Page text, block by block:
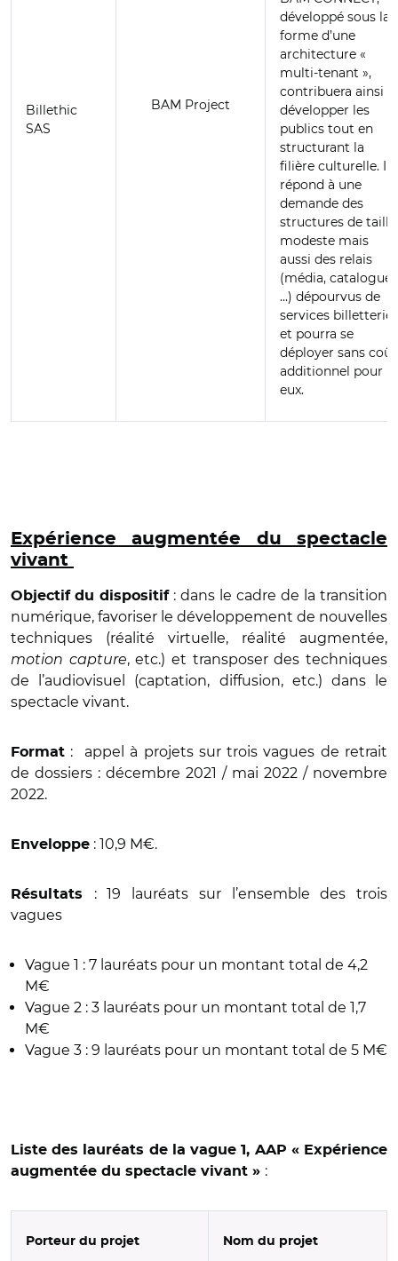
Billethic
SAS
BAM Project
développé sous la
forme d’une
architecture «
multi-tenant »,
contribuera ainsi à
développer les
publics tout en
structurant la
filière culturelle. Il
répond à une
demande des
structures de taille
modeste mais
aussi des relais
(média, catalogues
...) dépourvus de
services billetterie,
et pourra se
déployer sans coût
additionnel pour
eux.
Expérience augmentée du spectacle
vivant
Objectif du dispositif: dans le cadre de la transition
numérique, favoriser le développement de nouvelles
techniques (réalité virtuelle, réalité augmentée,
motion capture, etc.) et transposer des techniques
de l’audiovisuel (captation, diffusion, etc.) dans le
spectacle vivant.
Format :
appel à projets sur trois vagues de retrait
de dossiers : décembre 2021 / mai 2022 / novembre
2022.
Enveloppe : 10,9 M€.
Résultats : 19 lauréats sur l’ensemble des trois
vagues
Vague 1 : 7 lauréats pour un montant total de 4,2
M€
Vague 2 : 3 lauréats pour un montant total de 1,7
M€
Vague 3 : 9 lauréats pour un montant total de 5 M€
Liste des lauréats de la vague 1, AAP « Expérience
augmentée du spectacle vivant » :
Porteur du projet Nom du projet